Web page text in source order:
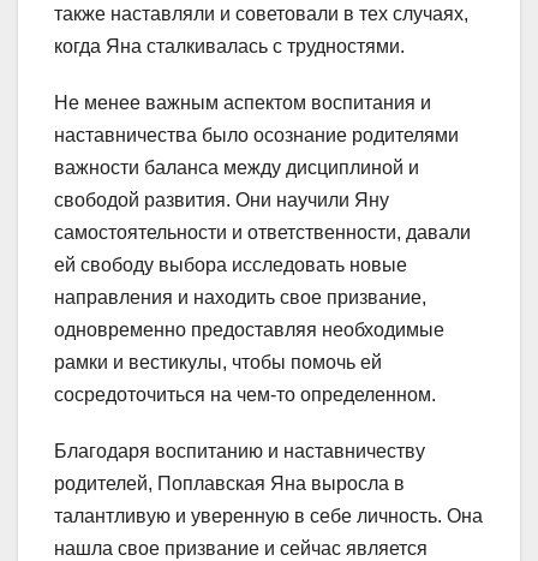
также наставляли и советовали в тех случаях,
когда Яна сталкивалась с трудностями.
Не менее важным аспектом воспитания и
наставничества было осознание родителями
важности баланса между дисциплиной и
свободой развития. Они научили Яну
самостоятельности и ответственности, давали
ей свободу выбора исследовать новые
направления и находить свое призвание,
одновременно предоставляя необходимые
рамки и вестикулы, чтобы помочь ей
сосредоточиться на чем-то определенном.
Благодаря воспитанию и наставничеству
родителей, Поплавская Яна выросла в
талантливую и уверенную в себе личность. Она
нашла свое призвание и сейчас является